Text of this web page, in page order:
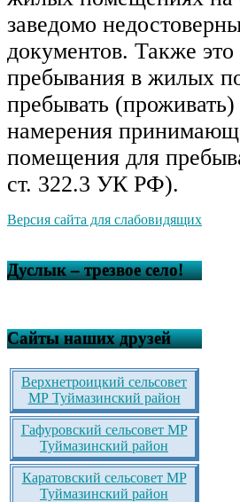
заведомо
документов. Также
пребывания в жилых
пребывать
намерения
помещения для
ст. 322.3 УК РФ).
Версия сайта для слабовидящих
Дуслык – трезвое село!
Сайты наших друзей
Верхнетроицкий сельсовет
МР Туймазинский район
Гафуровский сельсовет МР
Туймазинский район
Каратовский сельсовет МР
Туймазинский район